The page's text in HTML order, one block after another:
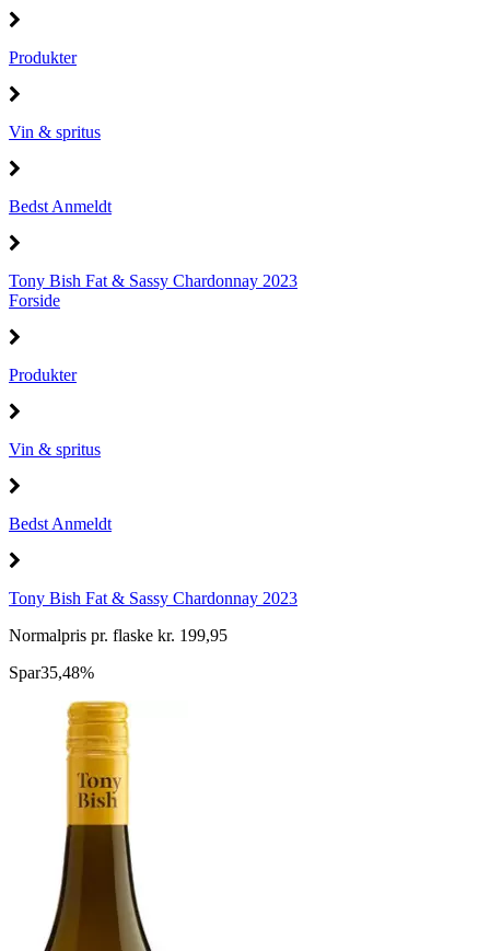
Produkter
Vin & spritus
Bedst Anmeldt
Tony Bish Fat & Sassy Chardonnay 2023
Forside
Produkter
Vin & spritus
Bedst Anmeldt
Tony Bish Fat & Sassy Chardonnay 2023
Normalpris pr. flaske kr. 199,95
Spar35,48%